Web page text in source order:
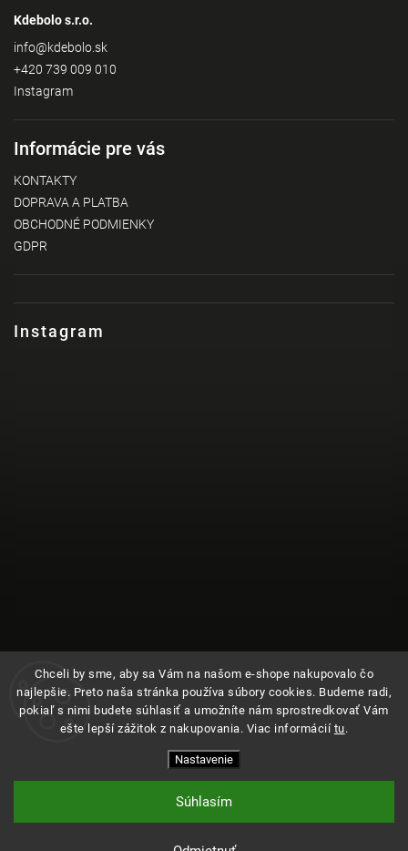
Chceli by sme, aby sa Vám na našom e-shope nakupovalo čo
najlepšie. Preto naša stránka používa súbory cookies. Budeme radi,
pokiaľ s nimi budete súhlasiť a umožníte nám sprostredkovať Vám
ešte lepší zážitok z nakupovania. Viac informácií tu.
Nastavenie
Súhlasím
Instagram
Sledovať na Instagrame
Kdebolo s.r.o.
info@kdebolo.sk
+420 739 009 010
Instagram
Informácie pre vás
KONTAKTY
DOPRAVA A PLATBA
OBCHODNÉ PODMIENKY
GDPR
Copyright 2026Kde bolo. Všetky práva vyhradené.
Upraviť nastavenie cookies
VytvořilShoptet| DesignShoptak.cz